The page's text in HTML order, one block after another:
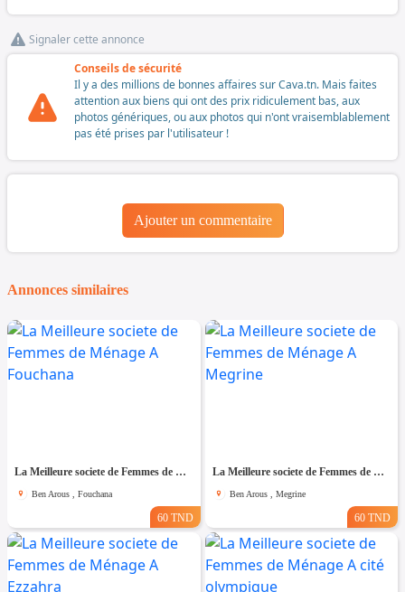
Signaler cette annonce
Conseils de sécurité
Il y a des millions de bonnes affaires sur Cava.tn. Mais faites
attention aux biens qui ont des prix ridiculement bas, aux
photos génériques, ou aux photos qui n'ont vraisemblablement
pas été prises par l'utilisateur !
Ajouter un commentaire
Annonces similaires
La Meilleure societe de Femmes de Ménage A Fouchana
Ben Arous , Fouchana
60 TND
La Meilleure societe de Femmes de Ménage A Megrine
Ben Arous , Megrine
60 TND